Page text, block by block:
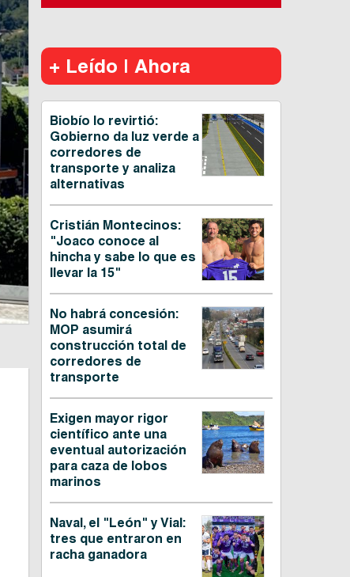
+ Leído | Ahora
Biobío lo revirtió:
Gobierno da luz verde a
corredores de
transporte y analiza
alternativas
Cristián Montecinos:
"Joaco conoce al
hincha y sabe lo que es
llevar la 15"
No habrá concesión:
MOP asumirá
construcción total de
corredores de
transporte
Exigen mayor rigor
científico ante una
eventual autorización
para caza de lobos
marinos
Naval, el "León" y Vial:
tres que entraron en
racha ganadora